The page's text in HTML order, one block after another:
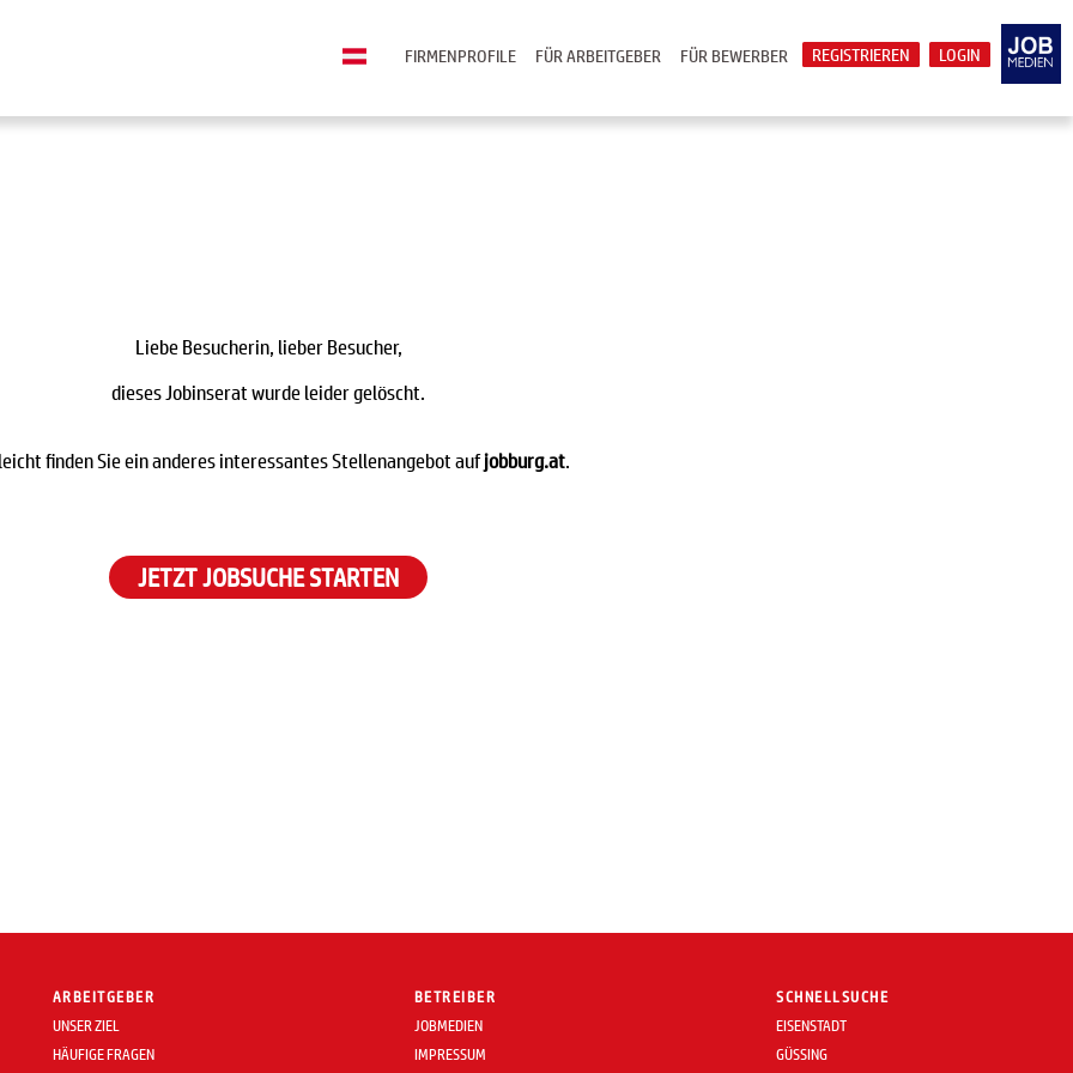
LOGIN
REGISTRIEREN
FÜR BEWERBER
FÜR ARBEITGEBER
FIRMENPROFILE
Liebe Besucherin, lieber Besucher,
dieses Jobinserat wurde leider gelöscht.
finden Sie ein anderes interessantes Stellenangebot aufjobburg.at.
JETZT JOBSUCHE STARTEN
ARBEITGEBER
UNSER ZIEL
HÄUFIGE FRAGEN
BETREIBER
JOBMEDIEN
IMPRESSUM
SCHNELLSUCHE
EISENSTADT
GÜSSING